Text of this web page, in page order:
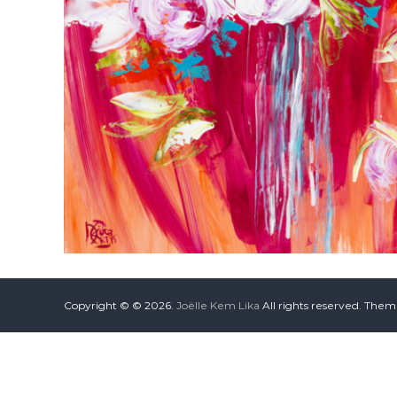
Copyright © © 2026. Joëlle Kem Lika All rights reserved.